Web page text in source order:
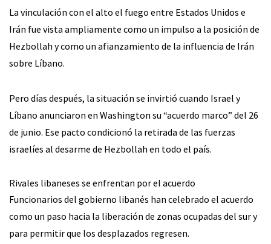
La vinculación con el alto el fuego entre Estados Unidos e
Irán fue vista ampliamente como un impulso a la posición de
Hezbollah y como un afianzamiento de la influencia de Irán
sobre Líbano.
Pero días después, la situación se invirtió cuando Israel y
Líbano anunciaron en Washington su “acuerdo marco” del 26
de junio. Ese pacto condicionó la retirada de las fuerzas
israelíes al desarme de Hezbollah en todo el país.
Rivales libaneses se enfrentan por el acuerdo
Funcionarios del gobierno libanés han celebrado el acuerdo
como un paso hacia la liberación de zonas ocupadas del sur y
para permitir que los desplazados regresen.